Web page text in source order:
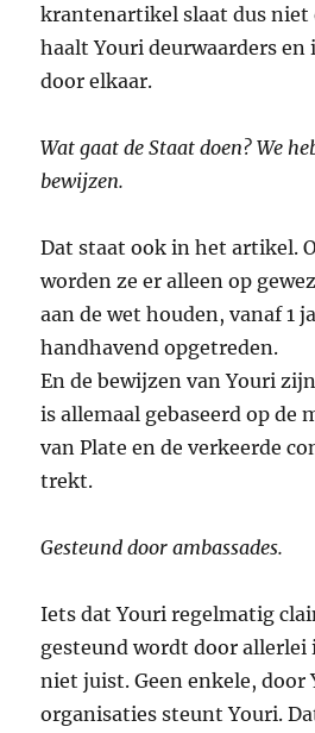
krantenartikel slaat dus niet
haalt Youri deurwaarders en
door elkaar.
Wat gaat de Staat doen? We
bewijzen.
Dat staat ook in het artikel.
worden ze er alleen op
aan de wet houden, vanaf 1
handhavend opgetreden.
En de bewijzen van Youri
is allemaal gebaseerd op de
van Plate en de verkeerde
trekt.
Gesteund door ambassades.
Iets dat Youri regelmatig
gesteund wordt door allerlei
niet juist. Geen enkele, door
organisaties steunt Youri.